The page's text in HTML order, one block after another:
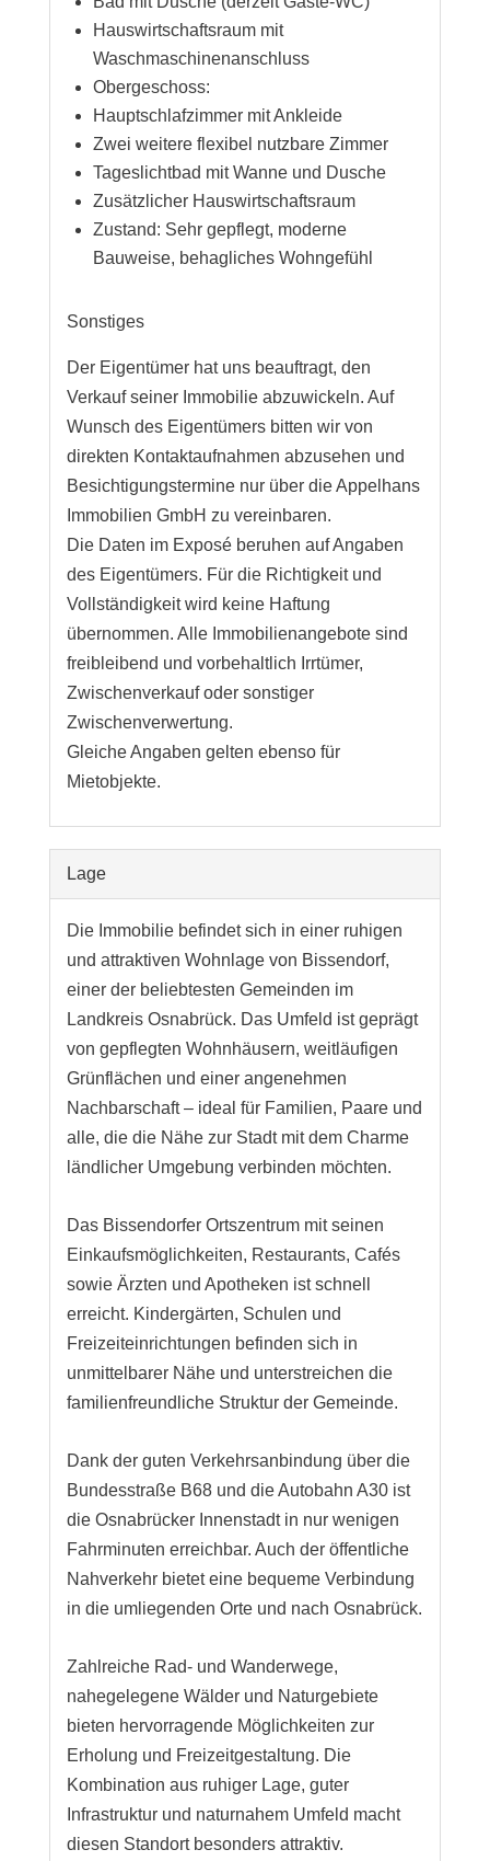
Hauswirtschaftsraum mit
Waschmaschinenanschluss
Obergeschoss:
Hauptschlafzimmer mit Ankleide
Zwei weitere flexibel nutzbare Zimmer
Tageslichtbad mit Wanne und Dusche
Zusätzlicher Hauswirtschaftsraum
Zustand: Sehr gepflegt, moderne
Bauweise, behagliches Wohngefühl
Sonstiges
Der Eigentümer hat uns beauftragt, den
Verkauf seiner Immobilie abzuwickeln. Auf
Wunsch des Eigentümers bitten wir von
direkten Kontaktaufnahmen abzusehen und
Besichtigungstermine nur über die Appelhans
Immobilien GmbH zu vereinbaren.
Die Daten im Exposé beruhen auf Angaben
des Eigentümers. Für die Richtigkeit und
Vollständigkeit wird keine Haftung
übernommen. Alle Immobilienangebote sind
freibleibend und vorbehaltlich Irrtümer,
Zwischenverkauf oder sonstiger
Zwischenverwertung.
Gleiche Angaben gelten ebenso für
Mietobjekte.
Lage
Die Immobilie befindet sich in einer ruhigen
und attraktiven Wohnlage von Bissendorf,
einer der beliebtesten Gemeinden im
Landkreis Osnabrück. Das Umfeld ist geprägt
von gepflegten Wohnhäusern, weitläufigen
Grünflächen und einer angenehmen
Nachbarschaft – ideal für Familien, Paare und
alle, die die Nähe zur Stadt mit dem Charme
ländlicher Umgebung verbinden möchten.
Das Bissendorfer Ortszentrum mit seinen
Einkaufsmöglichkeiten, Restaurants, Cafés
sowie Ärzten und Apotheken ist schnell
erreicht. Kindergärten, Schulen und
Freizeiteinrichtungen befinden sich in
unmittelbarer Nähe und unterstreichen die
familienfreundliche Struktur der Gemeinde.
Dank der guten Verkehrsanbindung über die
Bundesstraße B68 und die Autobahn A30 ist
die Osnabrücker Innenstadt in nur wenigen
Fahrminuten erreichbar. Auch der öffentliche
Nahverkehr bietet eine bequeme Verbindung
in die umliegenden Orte und nach Osnabrück.
Zahlreiche Rad- und Wanderwege,
nahegelegene Wälder und Naturgebiete
bieten hervorragende Möglichkeiten zur
Erholung und Freizeitgestaltung. Die
Kombination aus ruhiger Lage, guter
Infrastruktur und naturnahem Umfeld macht
diesen Standort besonders attraktiv.